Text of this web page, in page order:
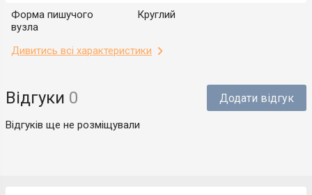
Форма пишучого
вузла
Круглий
Дивитись всі характеристики
Відгуки 0 Додати відгук
Відгуків ще не розміщували